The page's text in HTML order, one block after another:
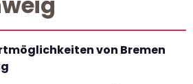
von Bremen